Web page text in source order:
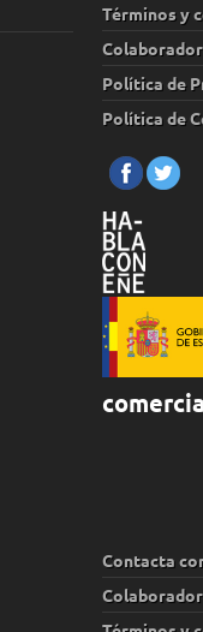
Términos y
Política de
Política de
Contacta